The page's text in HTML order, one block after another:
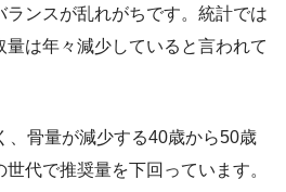
ンスが乱れがちです。統計では
は年々減少していると言われて
、骨量が減少する40歳から50歳
代で推奨量を下回っています。